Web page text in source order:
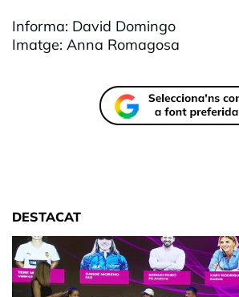
Informa: David Domingo
Imatge: Anna Romagosa
DESTACAT